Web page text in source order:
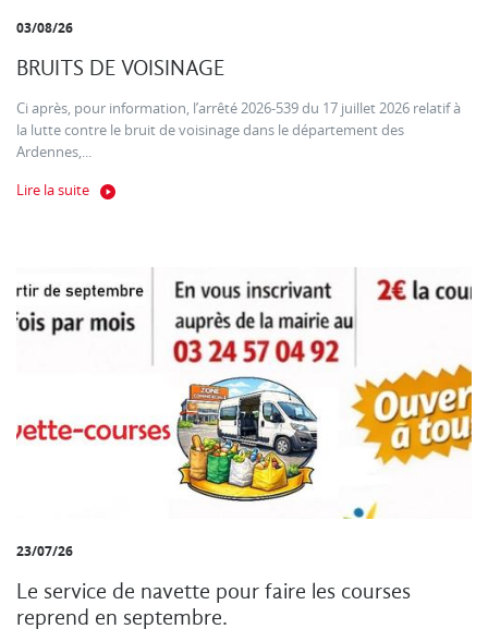
03/08/26
BRUITS DE VOISINAGE
Ci après, pour information, l’arrêté 2026-539 du 17 juillet 2026 relatif à
la lutte contre le bruit de voisinage dans le département des
Ardennes,...
Lire la suite
23/07/26
Le service de navette pour faire les courses
reprend en septembre.